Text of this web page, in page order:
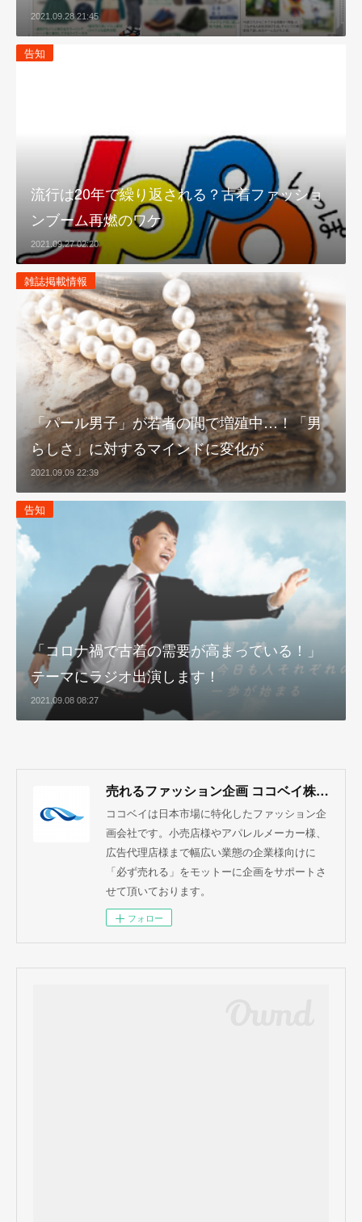
2021.09.28 21:45
告知
流行は20年で繰り返される？古着ファッショ
ンブーム再燃のワケ
2021.09.27 02:20
雑誌掲載情報
「パール男子」が若者の間で増殖中…！「男
らしさ」に対するマインドに変化が
2021.09.09 22:39
告知
「コロナ禍で古着の需要が高まっている！」
テーマにラジオ出演します！
2021.09.08 08:27
売れるファッション企画 ココベイ株式会社
ココベイは日本市場に特化したファッション企
画会社です。小売店様やアパレルメーカー様、
広告代理店様まで幅広い業態の企業様向けに
「必ず売れる」をモットーに企画をサポートさ
せて頂いております。
フォロー